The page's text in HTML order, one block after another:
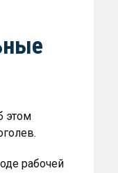
этом
рабочей